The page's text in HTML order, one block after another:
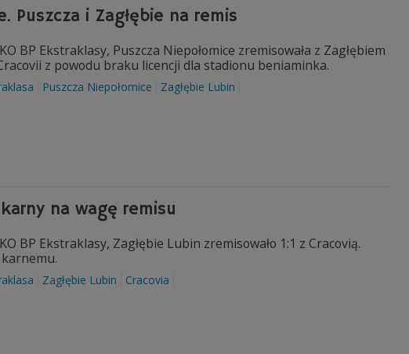
Puszcza i Zagłębie na remis
BP Ekstraklasy, Puszcza Niepołomice zremisowała z Zagłębiem
z powodu braku licencji dla stadionu beniaminka.
Puszcza Niepołomice Zagłębie Lubin
na wagę remisu
BP Ekstraklasy, Zagłębie Lubin zremisowało 1:1 z Cracovią.
Zagłębie Lubin Cracovia